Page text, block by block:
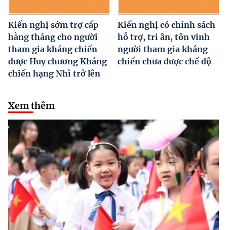
Kiến nghị sớm trợ cấp
hằng tháng cho người
tham gia kháng chiến
được Huy chương Kháng
chiến hạng Nhì trở lên
Kiến nghị có chính sách
hỗ trợ, tri ân, tôn vinh
người tham gia kháng
chiến chưa được chế độ
Xem thêm